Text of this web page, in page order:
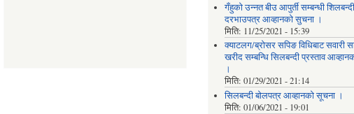
गँहुकाे उन्नत बीउ आपुर्ती सम्बन्धी शिलबन्दी
दरभाउपत्र आव्हानकाे सुचना ।
मिति: 11/25/2021 - 15:39
क्याटलग/ब्रोसर सपिङ विधिबाट सवारी
खरीद सम्बन्धि सिलबन्दी प्रस्ताव
।
मिति: 01/29/2021 - 21:14
सिलबन्दी बोलपत्र आव्हानको सूचना ।
मिति: 01/06/2021 - 19:01